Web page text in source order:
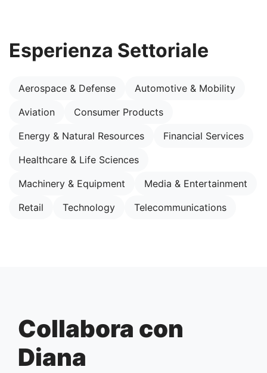
Esperienza Settoriale
Aerospace & Defense
Automotive & Mobility
Aviation
Consumer Products
Energy & Natural Resources
Financial Services
Healthcare & Life Sciences
Machinery & Equipment
Media & Entertainment
Retail
Technology Telecommunications
Collabora con
Diana